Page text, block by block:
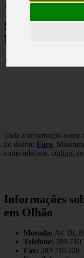
📅 18/11/2025
Serviço de
Morada e
Av. Dr. Bernardino Silva,
Toda a informação sobre
no distrito Faro.
como telefone, código,
Informações
em Olhão
Morada: Av. Dr.
Telefone: 289 710
Fax: 289 710 228